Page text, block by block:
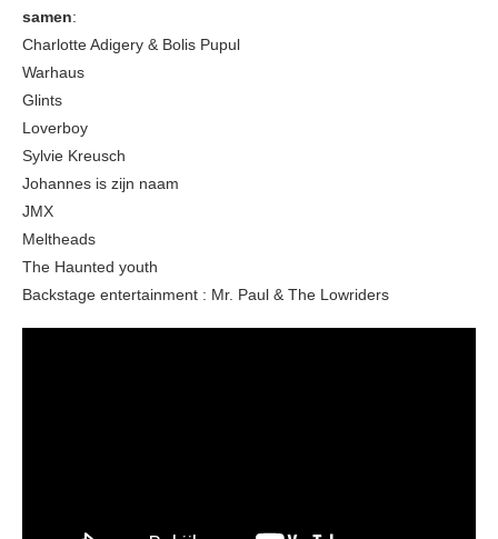
samen:
Charlotte Adigery & Bolis Pupul
Warhaus
Glints
Loverboy
Sylvie Kreusch
Johannes is zijn naam
JMX
Meltheads
The Haunted youth
Backstage entertainment : Mr. Paul & The Lowriders